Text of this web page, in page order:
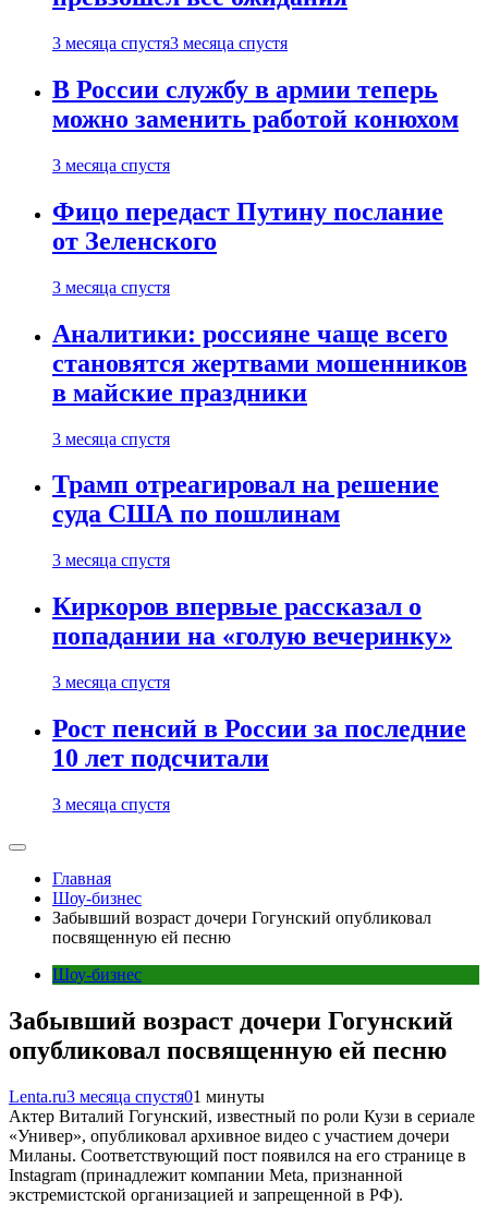
3 месяца спустя3 месяца спустя
В России службу в армии теперь
можно заменить работой конюхом
3 месяца спустя
Фицо передаст Путину послание
от Зеленского
3 месяца спустя
Аналитики: россияне чаще всего
становятся жертвами мошенников
в майские праздники
3 месяца спустя
Трамп отреагировал на решение
суда США по пошлинам
3 месяца спустя
Киркоров впервые рассказал о
попадании на «голую вечеринку»
3 месяца спустя
Рост пенсий в России за последние
10 лет подсчитали
3 месяца спустя
Главная
Шоу-бизнес
Забывший возраст дочери Гогунский опубликовал
посвященную ей песню
Шоу-бизнес
Забывший возраст дочери Гогунский
опубликовал посвященную ей песню
Lenta.ru3 месяца спустя01 минуты
Актер Виталий Гогунский, известный по роли Кузи в сериале
«Универ», опубликовал архивное видео с участием дочери
Миланы. Соответствующий пост появился на его странице в
Instagram (принадлежит компании Meta, признанной
экстремистской организацией и запрещенной в РФ).